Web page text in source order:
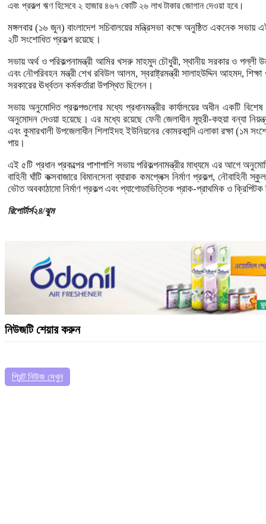
এবং প্রকল্প ঋণ হিসেবে ২ হাজার ৪৬৭ কোটি ২৬ লাখ টাকার জোগান দেওয়া হবে।
মঙ্গলবার (১৬ জুন) বাংলাদেশ সচিবালয়ের মন্ত্রিসভা কক্ষে অনুষ্ঠিত একনেক
২টি সংশোধিত প্রকল্প রয়েছে।
সভায় অর্থ ও পরিকল্পনামন্ত্রী আমির খসরু মাহমুদ চৌধুরী, স্থানীয় সরকার ও পল্লী
এবং নৌপরিবহন মন্ত্রী শেখ রবিউল আলম, স্বরাষ্ট্রমন্ত্রী সালাহউদ্দিন আহমদ,
সরকারের ঊর্ধ্বতন কর্মকর্তারা উপস্থিত ছিলেন।
সভায় অনুমোদিত প্রকল্পগুলোর মধ্যে প্রধানমন্ত্রীর কার্যালয়ের অধীন একটি
অনুমোদন দেওয়া হয়েছে। এর মধ্যে রয়েছে ফেনী জেলাধীন মুহুরী-কহুয়া বন্যা
এবং কুমারখালী উপজেলাধীন শিলাইদহ ইউনিয়নের কোমরকান্দি এলাকা রক্ষা (১ম
পায়।
এই ৫টি প্রধান প্রকল্পের পাশাপাশি সভায় পরিকল্পনামন্ত্রীর মাধ্যমে এর আগে
বাহিনী ঘাঁটি কক্সবাজারে বিমানসেনা ব্যারাক কমপ্লেক্স নির্মাণ প্রকল্প,
ভৌত অবকাঠামো নির্মাণ প্রকল্প এবং প্যাগোডাভিত্তিক প্রাক-প্রাথমিক ও ক্রিপিটক
রিপোর্টার্স২৪/ঝুম
নিউজটি শেয়ার করুন
প্রিন্ট নিউজ দেখুন